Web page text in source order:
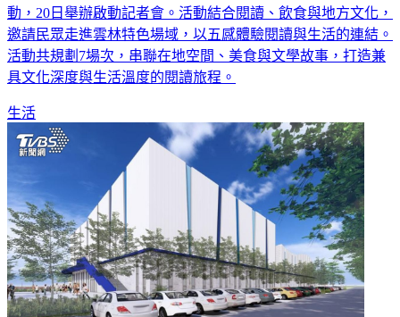
動，20日舉辦啟動記者會。活動結合閱讀、飲食與地方文化，
邀請民眾走進雲林特色場域，以五感體驗閱讀與生活的連結。
活動共規劃7場次，串聯在地空間、美食與文學故事，打造兼
具文化深度與生活溫度的閱讀旅程。
生活